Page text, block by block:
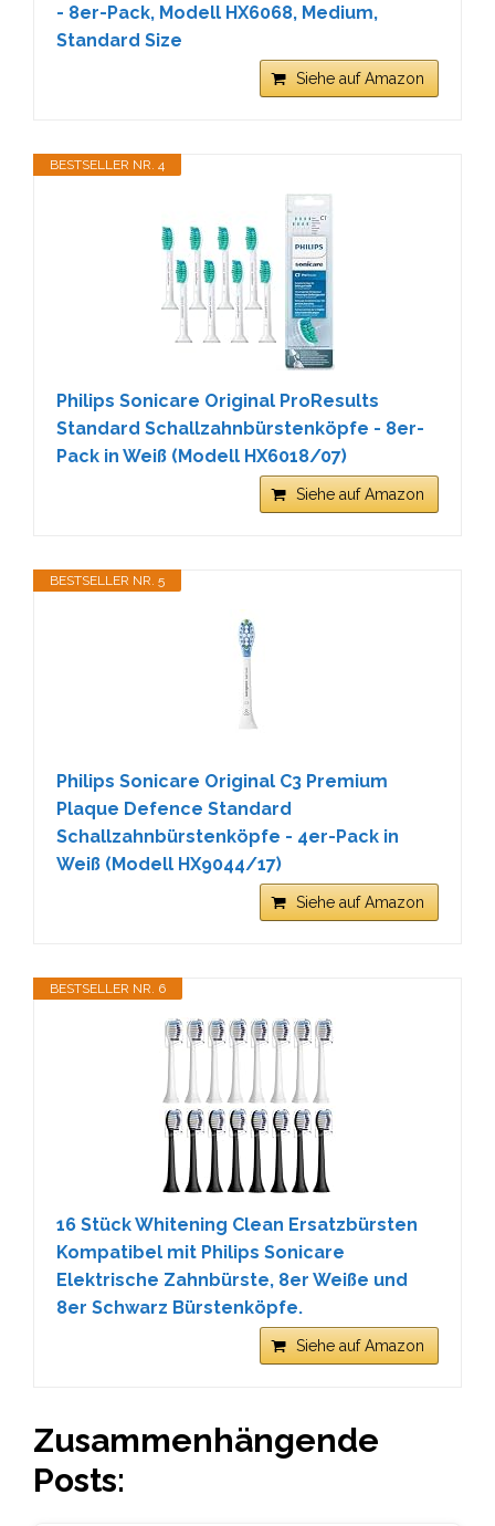
- 8er-Pack, Modell HX6068, Medium,
Standard Size
Siehe auf Amazon
BESTSELLER NR. 4
Philips Sonicare Original ProResults
Standard Schallzahnbürstenköpfe - 8er-
Pack in Weiß (Modell HX6018/07)
Siehe auf Amazon
BESTSELLER NR. 5
Philips Sonicare Original C3 Premium
Plaque Defence Standard
Schallzahnbürstenköpfe - 4er-Pack in
Weiß (Modell HX9044/17)
Siehe auf Amazon
BESTSELLER NR. 6
16 Stück Whitening Clean Ersatzbürsten
Kompatibel mit Philips Sonicare
Elektrische Zahnbürste, 8er Weiße und
8er Schwarz Bürstenköpfe.
Siehe auf Amazon
Zusammenhängende
Posts: